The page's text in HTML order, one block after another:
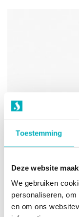
Toestemming
Deze website
We gebruiken
personaliseren,
en om ons